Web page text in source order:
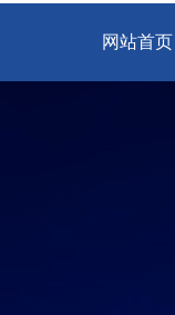
网站首页